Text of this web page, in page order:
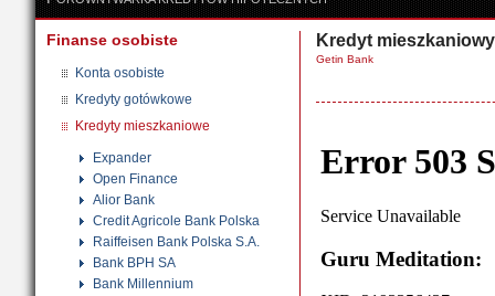
Finanse osobiste
Konta osobiste
Kredyty gotówkowe
Kredyty mieszkaniowe
Expander
Open Finance
Alior Bank
Credit Agricole Bank Polska
Raiffeisen Bank Polska S.A.
Bank BPH SA
Bank Millennium
Kredyt mieszkaniowy
Getin Bank